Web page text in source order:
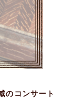
のコンサート